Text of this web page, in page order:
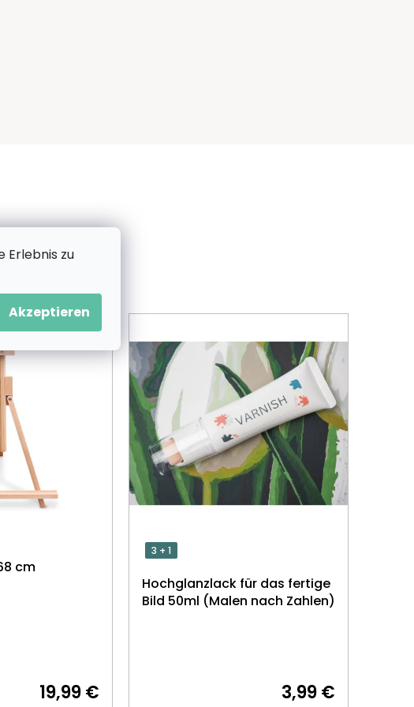
Erlebnis zu
Akzeptieren
cm
19,99 €
3 + 1
Hochglanzlack für das fertige
Bild 50ml (Malen nach Zahlen)
3,99 €